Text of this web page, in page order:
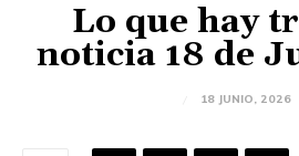
Lo que hay
noticia 18 de
18 JUNIO, 2026